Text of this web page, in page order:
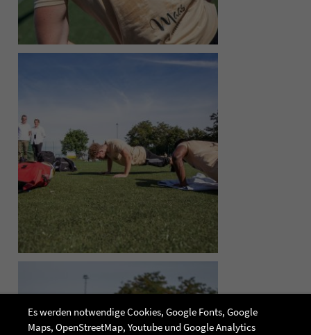
Es werden notwendige Cookies, Google Fonts, Google
Maps, OpenStreetMap, Youtube und Google Analytics